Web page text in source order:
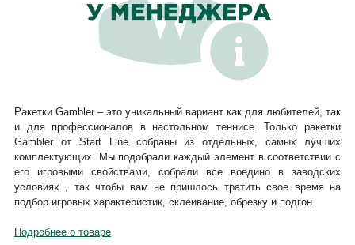
Ракетки Gambler – это уникальный вариант как для любителей, так
и для профессионалов в настольном теннисе. Только ракетки
Gambler от Start Line собраны из отдельных, самых лучших
комплектующих. Мы подобрали каждый элемент в соответствии с
его игровыми свойствами, собрали все воедино в заводских
условиях , так чтобы вам не пришлось тратить свое время на
подбор игровых характеристик, склеивание, обрезку и подгон.
Подробнее о товаре